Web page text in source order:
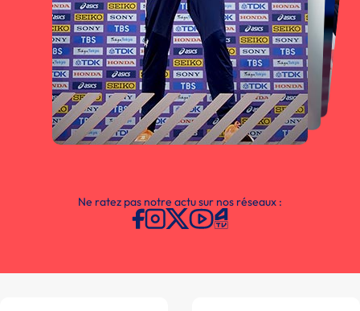
Ne ratez pas notre actu sur nos réseaux :